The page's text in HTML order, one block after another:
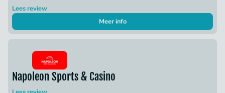
Lees review
Meer info
Napoleon Sports & Casino